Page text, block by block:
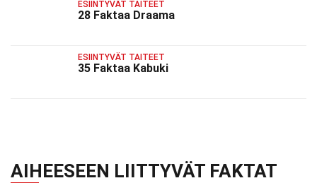
ESIINTYVÄT TAITEET
28 Faktaa Draama
ESIINTYVÄT TAITEET
35 Faktaa Kabuki
AIHEESEEN LIITTYVÄT FAKTAT